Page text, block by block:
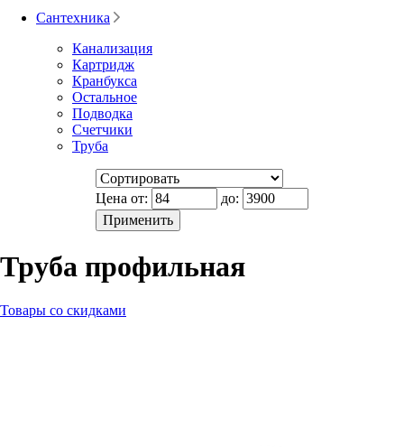
Сантехника
Канализация
Картридж
Кранбукса
Остальное
Подводка
Счетчики
Труба
Цена от: до:
Труба профильная
Товары со скидками